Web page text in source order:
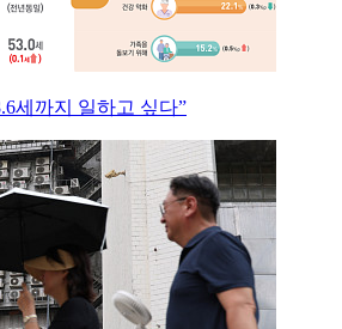
세까지 일하고 싶다”